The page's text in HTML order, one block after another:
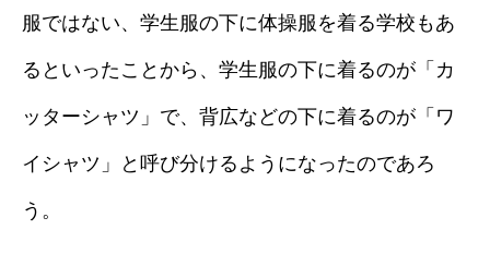
服ではない、学生服の下に体操服を着る学校もあ
るといったことから、学生服の下に着るのが「カ
ッターシャツ」で、背広などの下に着るのが「ワ
イシャツ」と呼び分けるようになったのであろ
う。